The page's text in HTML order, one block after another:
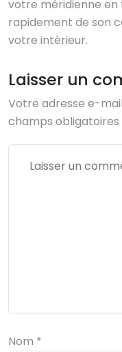
votre méridienne
rapidement de son
votre intérieur.
Laisser un
Votre adresse e-
champs obligatoires
Nom *